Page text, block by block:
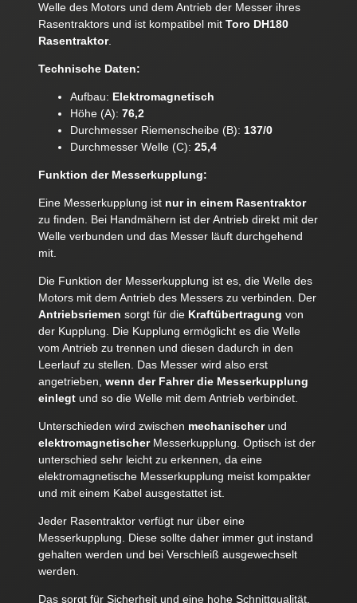
Welle des Motors und dem Antrieb der Messer ihres
Rasentraktors und ist kompatibel mit Toro DH180
Rasentraktor.
Technische Daten:
Aufbau: Elektromagnetisch
Höhe (A): 76,2
Durchmesser Riemenscheibe (B): 137/0
Durchmesser Welle (C): 25,4
Funktion der Messerkupplung:
Eine Messerkupplung ist nur in einem Rasentraktor
zu finden. Bei Handmähern ist der Antrieb direkt mit der
Welle verbunden und das Messer läuft durchgehend
mit.
Die Funktion der Messerkupplung ist es, die Welle des
Motors mit dem Antrieb des Messers zu verbinden. Der
Antriebsriemen sorgt für die Kraftübertragung von
der Kupplung. Die Kupplung ermöglicht es die Welle
vom Antrieb zu trennen und diesen dadurch in den
Leerlauf zu stellen. Das Messer wird also erst
angetrieben, wenn der Fahrer die Messerkupplung
einlegtund so die Welle mit dem Antrieb verbindet.
Unterschieden wird zwischen mechanischerund
elektromagnetischerMesserkupplung. Optisch ist der
unterschied sehr leicht zu erkennen, da eine
elektromagnetische Messerkupplung meist kompakter
und mit einem Kabel ausgestattet ist.
Jeder Rasentraktor verfügt nur über eine
Messerkupplung. Diese sollte daher immer gut instand
gehalten werden und bei Verschleiß ausgewechselt
werden.
Das sorgt für Sicherheit und eine hohe Schnittqualität.